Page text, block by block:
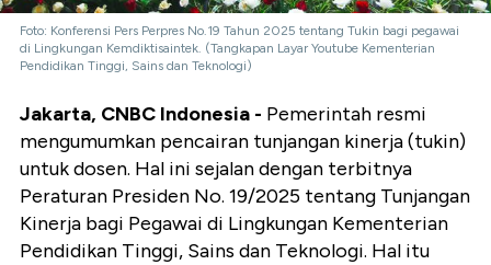
Foto: Konferensi Pers Perpres No.19 Tahun 2025 tentang Tukin bagi pegawai
di Lingkungan Kemdiktisaintek. (Tangkapan Layar Youtube Kementerian
Pendidikan Tinggi, Sains dan Teknologi)
Jakarta, CNBC Indonesia - Pemerintah resmi
mengumumkan pencairan tunjangan kinerja (tukin)
untuk dosen. Hal ini sejalan dengan terbitnya
Peraturan Presiden No. 19/2025 tentang Tunjangan
Kinerja bagi Pegawai di Lingkungan Kementerian
Pendidikan Tinggi, Sains dan Teknologi. Hal itu